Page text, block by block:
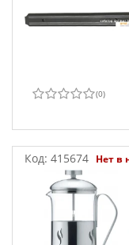
(0)
Код: 415674 Нет в